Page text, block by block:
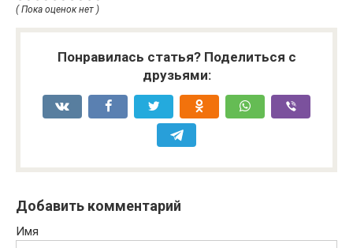
( Пока оценок нет )
Понравилась статья? Поделиться с
друзьями:
Добавить комментарий
Имя